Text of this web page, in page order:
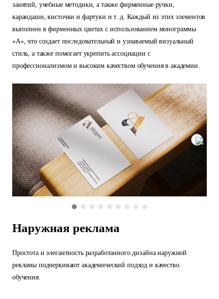
занятий, учебные методики, а также фирменные ручки,
карандаши, кисточки и фартуки и т. д. Каждый из этих элементов
выполнен в фирменных цветах с использованием монограммы
«А», что создает последовательный и узнаваемый визуальный
стиль, а также помогает укрепить ассоциации с
профессионализмом и высоким качеством обучения в академии.
Наружная реклама
Простота и элегантность разработанного дизайна наружной
рекламы подчеркивают академический подход и качество
обучения.